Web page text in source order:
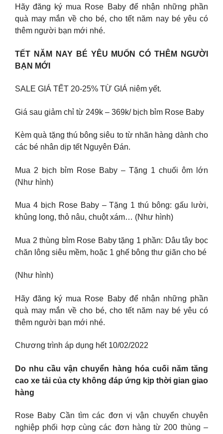
Hãy đăng ký mua Rose Baby để nhận những phần
quà may mắn về cho bé, cho tết năm nay bé yêu có
thêm người bạn mới nhé.
TẾT NĂM NAY BÉ YÊU MUỐN CÓ THÊM NGƯỜI
BẠN MỚI
SALE GIÁ TẾT 20-25% TỪ GIÁ niêm yết.
Giá sau giảm chỉ từ 249k – 369k/ bịch bỉm Rose Baby
Kèm quà tặng thú bông siêu to từ nhãn hàng dành cho
các bé nhân dịp tết Nguyên Đán.
Mua 2 bịch bỉm Rose Baby – Tặng 1 chuối ôm lớn
(Như hình)
Mua 4 bịch Rose Baby – Tặng 1 thú bông: gấu lười,
khủng long, thỏ nâu, chuột xám… (Như hình)
Mua 2 thùng bỉm Rose Baby tặng 1 phần: Dâu tây bọc
chăn lông siêu mềm, hoặc 1 ghế bông thư giãn cho bé
(Như hình)
Hãy đăng ký mua Rose Baby để nhận những phần
quà may mắn về cho bé, cho tết năm nay bé yêu có
thêm người bạn mới nhé.
Chương trình áp dụng hết 10/02/2022
Do nhu cầu vận chuyển hàng hóa cuối năm tăng
cao xe tải của cty không đáp ứng kịp thời gian giao
hàng
Rose Baby Cần tìm các đơn vị vận chuyển chuyên
nghiệp phối hợp cùng các đơn hàng từ 200 thùng –